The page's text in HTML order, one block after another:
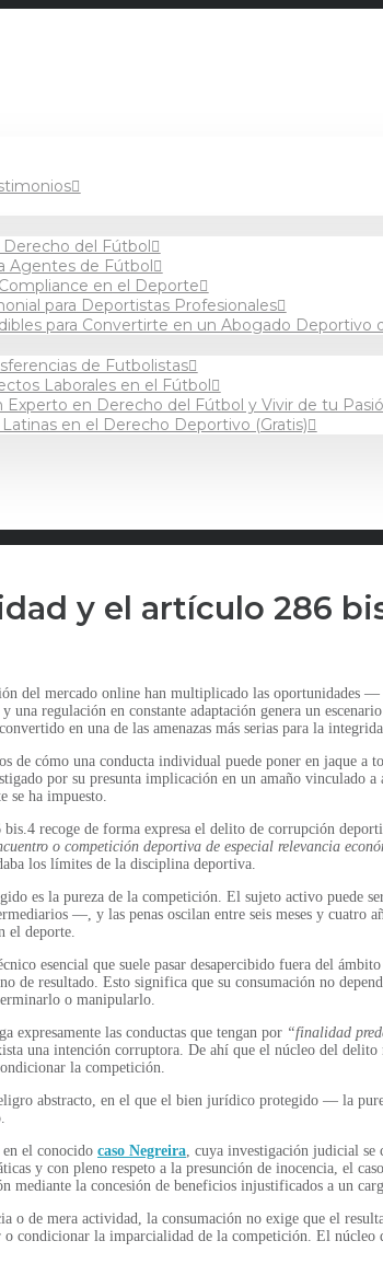
del Fútbol
Agentes de Fútbol
en el Deporte
para Deportistas Profesionales
para Convertirte en un Abogado Deportivo
de Futbolistas
Laborales en el Fútbol
en Derecho del Fútbol y Vivir de tu
en el Derecho Deportivo (Gratis)
y el artículo 286
del mercado online han multiplicado las
regulación en constante adaptación genera un
en una de las amenazas más serias para la
de cómo una conducta individual puede poner en jaque
por su presunta implicación en un amaño vinculado
se ha impuesto.
recoge de forma expresa el delito de corrupción
o competición deportiva de especial relevancia
los límites de la disciplina deportiva.
es la pureza de la competición. El sujeto activo puede
—, y las penas oscilan entre seis meses y
el deporte.
esencial que suele pasar desapercibido fuera del
de resultado. Esto significa que su consumación no
o manipularlo.
expresamente las conductas que tengan por “finalidad
una intención corruptora. De ahí que el núcleo del
la competición.
abstracto, en el que el bien jurídico protegido — la
el conocido caso Negreira, cuya investigación judicial se
y con pleno respeto a la presunción de inocencia, el
mediante la concesión de beneficios injustificados a un
o de mera actividad, la consumación no exige que el
condicionar la imparcialidad de la competición. El